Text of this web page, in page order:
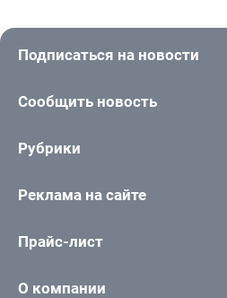
Подписаться на новости
Сообщить новость
Рубрики
Реклама на сайте
Прайс-лист
О компании